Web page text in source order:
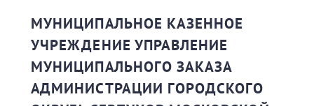
МУНИЦИПАЛЬНОЕ КАЗЕННОЕ
УЧРЕЖДЕНИЕ УПРАВЛЕНИЕ
МУНИЦИПАЛЬНОГО ЗАКАЗА
АДМИНИСТРАЦИИ ГОРОДСКОГО